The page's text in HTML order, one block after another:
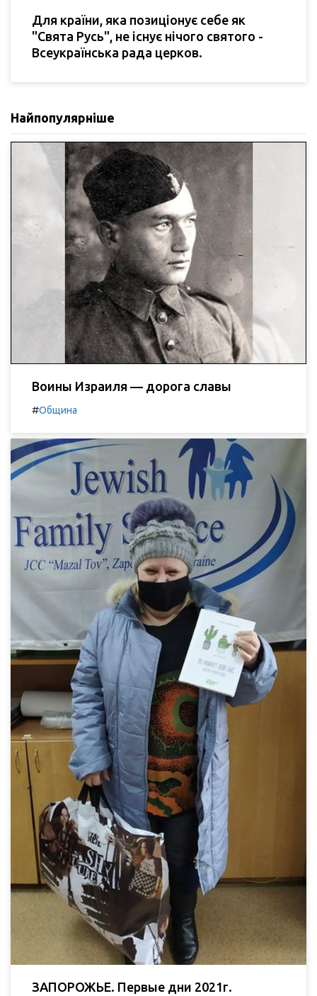
Для країни, яка позиціонує себе як
"Свята Русь", не існує нічого святого -
Всеукраїнська рада церков.
Найпопулярніше
Воины Израиля — дорога славы
#Община
ЗАПОРОЖЬЕ. Первые дни 2021г.